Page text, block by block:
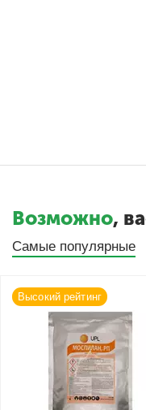
Возможно,
Самые популярные
Высокий рейтинг